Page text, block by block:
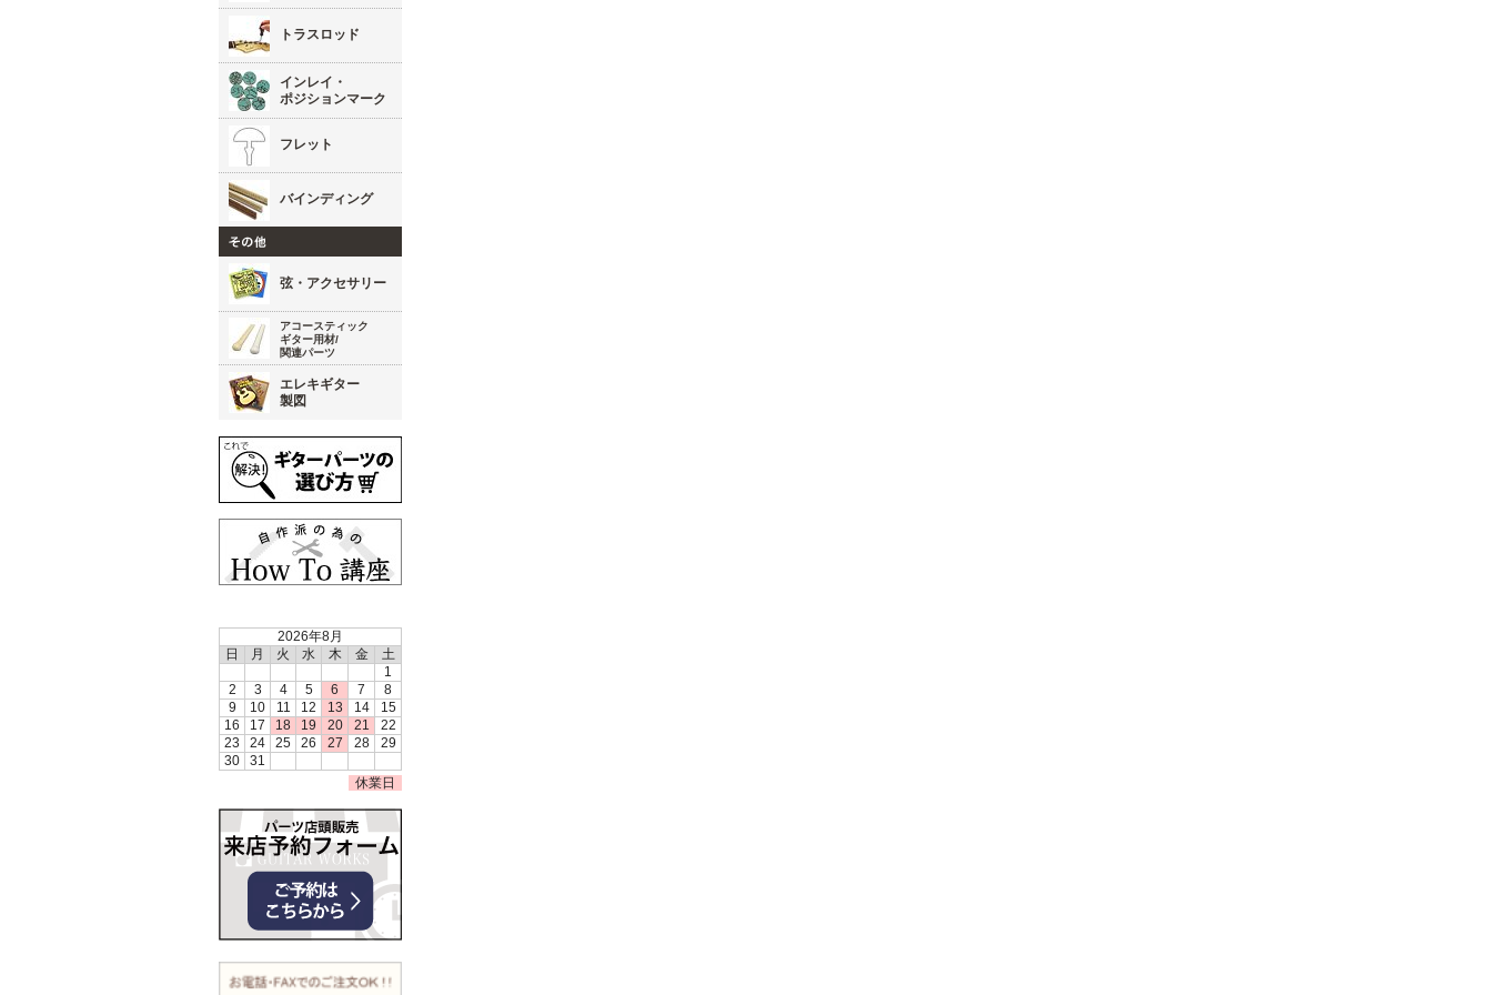
トラスロッド
インレイ・
ポジションマーク
フレット
バインディング
弦・アクセサリー
アコースティック
ギター用材/
関連パーツ
エレキギター
製図
2026年8月
日
月 火 水 木 金
土
1
2
3 4 5 6 7
8
9
10 11 12 13 14
15
16
17 18 19 20 21
22
23
24 25 26 27 28
29
30
31
休業日